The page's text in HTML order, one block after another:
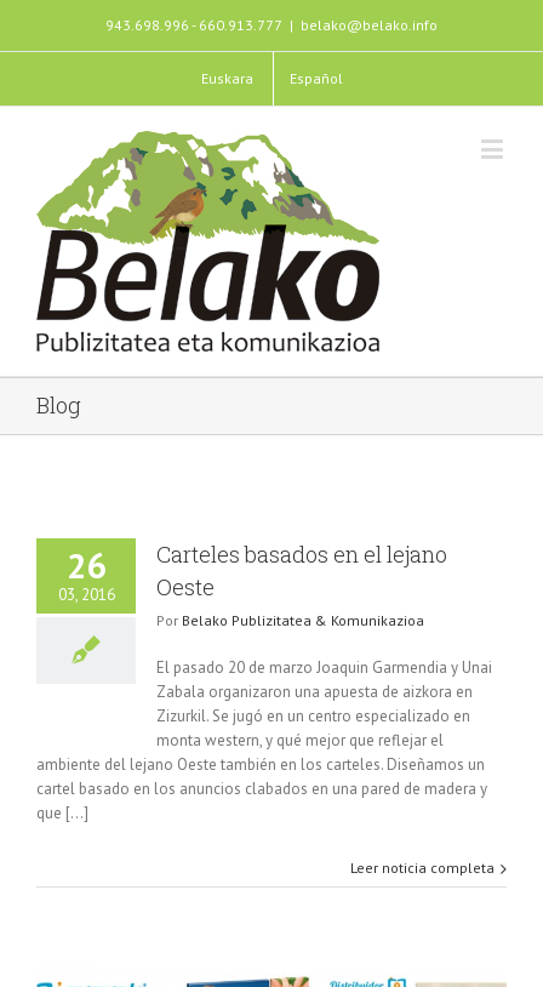
943.698.996 - 660.913.777 | belako@belako.info
Euskara Español
Blog
26
03, 2016
Carteles basados en el lejano
Oeste
Por Belako Publizitatea & Komunikazioa
El pasado 20 de marzo Joaquin Garmendia y Unai
Zabala organizaron una apuesta de aizkora en
Zizurkil. Se jugó en un centro especializado en
monta western, y qué mejor que reflejar el
ambiente del lejano Oeste también en los carteles. Diseñamos un
cartel basado en los anuncios clabados en una pared de madera y
que [...]
Leer noticia completa